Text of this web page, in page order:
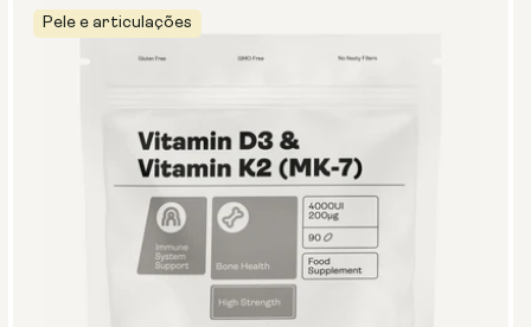
Pele e articulações